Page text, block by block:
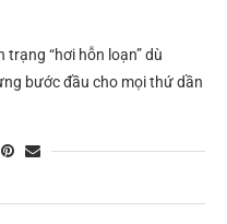
“hơi hỗn loạn” dù
bước đầu cho mọi thứ dần